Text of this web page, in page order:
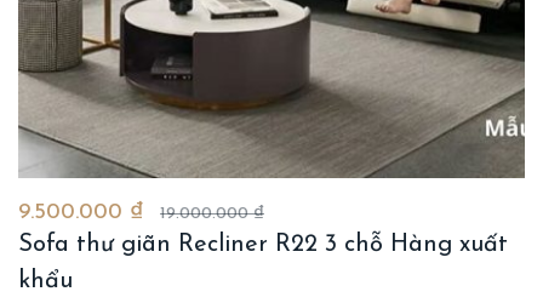
9.500.000 ₫ 19.000.000 ₫
Sofa thư giãn Recliner R22 3 chỗ Hàng xuất
khẩu